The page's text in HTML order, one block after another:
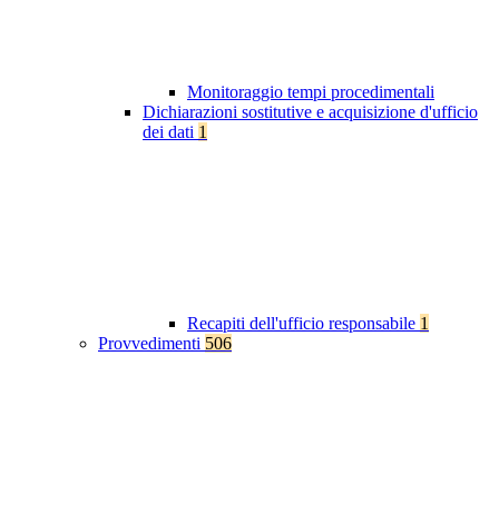
Monitoraggio tempi procedimentali
Dichiarazioni sostitutive e acquisizione d'ufficio
dei dati 1
Recapiti dell'ufficio responsabile 1
Provvedimenti 506